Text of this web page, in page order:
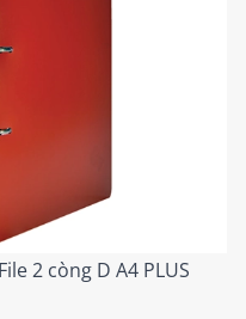
2 còng D A4 PLUS